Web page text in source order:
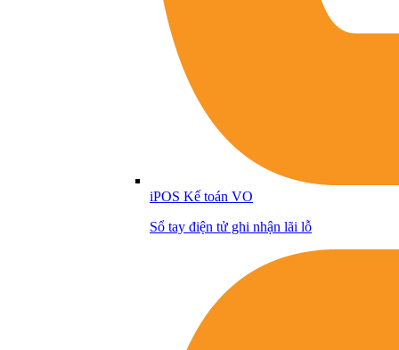
iPOS Kế toán VO
Sổ tay điện tử ghi nhận lãi lỗ